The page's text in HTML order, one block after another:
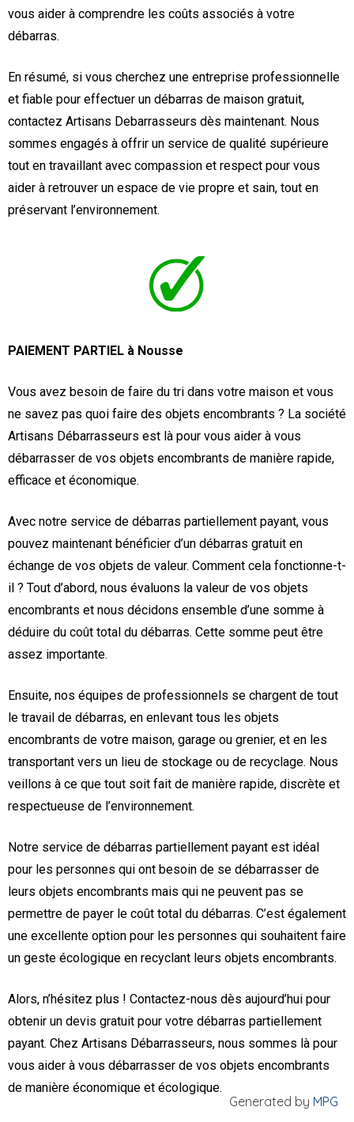
vous aider à comprendre les coûts associés à votre
débarras.
En résumé, si vous cherchez une entreprise professionnelle
et fiable pour effectuer un débarras de maison gratuit,
contactez Artisans Debarrasseurs dès maintenant. Nous
sommes engagés à offrir un service de qualité supérieure
tout en travaillant avec compassion et respect pour vous
aider à retrouver un espace de vie propre et sain, tout en
préservant l’environnement.
PAIEMENT PARTIEL à Nousse
Vous avez besoin de faire du tri dans votre maison et vous
ne savez pas quoi faire des objets encombrants ? La société
Artisans Débarrasseurs est là pour vous aider à vous
débarrasser de vos objets encombrants de manière rapide,
efficace et économique.
Avec notre service de débarras partiellement payant, vous
pouvez maintenant bénéficier d’un débarras gratuit en
échange de vos objets de valeur. Comment cela fonctionne-t-
il ? Tout d’abord, nous évaluons la valeur de vos objets
encombrants et nous décidons ensemble d’une somme à
déduire du coût total du débarras. Cette somme peut être
assez importante.
Ensuite, nos équipes de professionnels se chargent de tout
le travail de débarras, en enlevant tous les objets
encombrants de votre maison, garage ou grenier, et en les
transportant vers un lieu de stockage ou de recyclage. Nous
veillons à ce que tout soit fait de manière rapide, discrète et
respectueuse de l’environnement.
Notre service de débarras partiellement payant est idéal
pour les personnes qui ont besoin de se débarrasser de
leurs objets encombrants mais qui ne peuvent pas se
permettre de payer le coût total du débarras. C’est également
une excellente option pour les personnes qui souhaitent faire
un geste écologique en recyclant leurs objets encombrants.
Alors, n’hésitez plus ! Contactez-nous dès aujourd’hui pour
obtenir un devis gratuit pour votre débarras partiellement
payant. Chez Artisans Débarrasseurs, nous sommes là pour
vous aider à vous débarrasser de vos objets encombrants
de manière économique et écologique.
Generated by MPG